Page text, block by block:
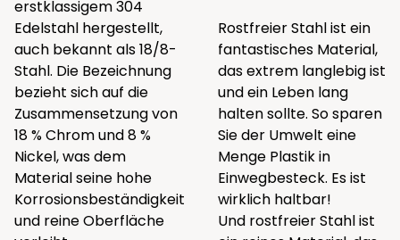
erstklassigem 304
Edelstahl hergestellt,
auch bekannt als 18/8-
Stahl. Die Bezeichnung
bezieht sich auf die
Zusammensetzung von
18 % Chrom und 8 %
Nickel, was dem
Material seine hohe
Korrosionsbeständigkeit
und reine Oberfläche
Rostfreier Stahl ist ein
fantastisches Material,
das extrem langlebig ist
und ein Leben lang
halten sollte. So sparen
Sie der Umwelt eine
Menge Plastik in
Einwegbesteck. Es ist
wirklich haltbar!
Und rostfreier Stahl ist